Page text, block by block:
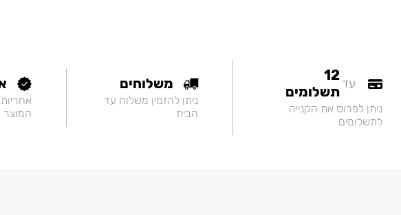
עד12
תשלומים
ניתן לפרוס את הקנייה
לתשלומים
משלוחים
ניתן להזמין משלוח עד
הבית
המוצר